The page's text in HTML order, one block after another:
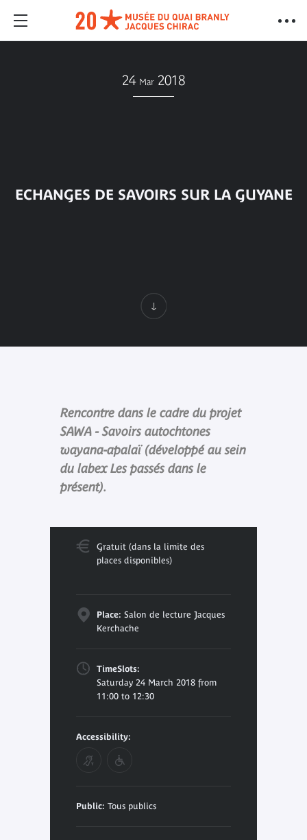
24 Mar 2018
ECHANGES DE SAVOIRS SUR LA GUYANE
Rencontre dans le cadre du projet
SAWA - Savoirs autochtones
wayana-apalaï (développé au sein
du labex Les passés dans le
présent).
Gratuit (dans la limite des
places disponibles)
Place: Salon de lecture Jacques
Kerchache
TimeSlots:
Saturday 24 March 2018 from
11:00 to 12:30
Accessibility:
Public: Tous publics